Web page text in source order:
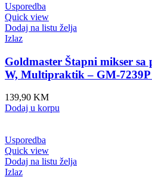
Usporedba
Quick view
Dodaj na listu želja
Izlaz
Goldmaster Štapni mikser sa
W, Multipraktik – GM-
139,90 KM
Dodaj u korpu
Usporedba
Quick view
Dodaj na listu želja
Izlaz